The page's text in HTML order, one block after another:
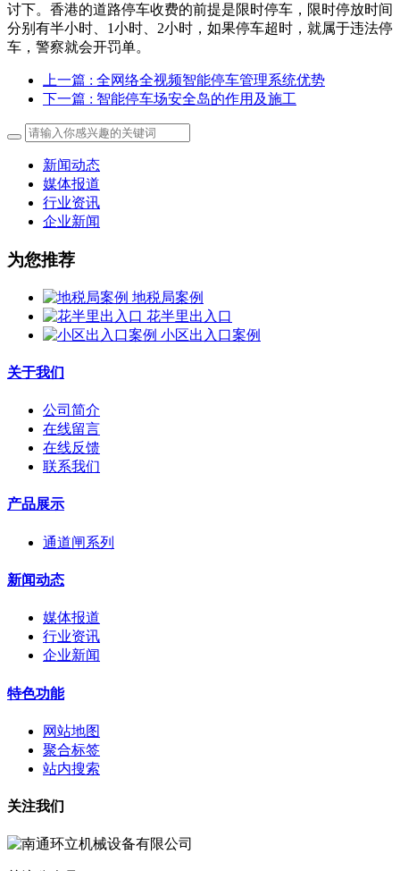
讨下。香港的道路停车收费的前提是限时停车，限时停放时间
分别有半小时、1小时、2小时，如果停车超时，就属于违法停
车，警察就会开罚单。
上一篇 : 全网络全视频智能停车管理系统优势
下一篇 : 智能停车场安全岛的作用及施工
新闻动态
媒体报道
行业资讯
企业新闻
为您推荐
地税局案例
花半里出入口
小区出入口案例
关于我们
公司简介
在线留言
在线反馈
联系我们
产品展示
通道闸系列
新闻动态
媒体报道
行业资讯
企业新闻
特色功能
网站地图
聚合标签
站内搜索
关注我们